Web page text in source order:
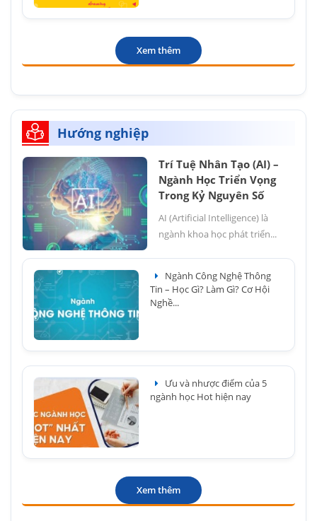
Xem thêm
Hướng nghiệp
Trí Tuệ Nhân Tạo (AI) –
Ngành Học Triển Vọng
Trong Kỷ Nguyên Số
AI (Artificial Intelligence) là
ngành khoa học phát triển...
Ngành Công Nghệ Thông
Tin – Học Gì? Làm Gì? Cơ Hội
Nghề...
Ưu và nhược điểm của 5
ngành học Hot hiện nay
Xem thêm